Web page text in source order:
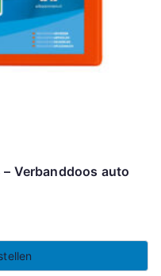
Verbanddoos auto